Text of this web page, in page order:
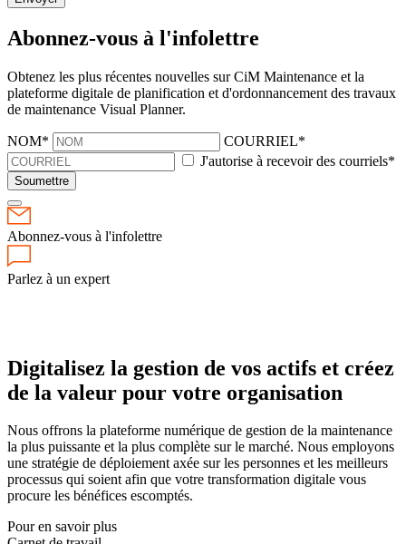
Abonnez-vous à l'infolettre
Obtenez les plus récentes nouvelles sur CiM Maintenance et la
plateforme digitale de planification et d'ordonnancement des travaux
de maintenance Visual Planner.
NOM*
COURRIEL*
J'autorise à recevoir des courriels*
Soumettre
Abonnez-vous à l'infolettre
Parlez à un expert
Digitalisez la gestion de vos actifs et créez
de la valeur pour votre organisation
Nous offrons la plateforme numérique de gestion de la maintenance
la plus puissante et la plus complète sur le marché. Nous employons
une stratégie de déploiement axée sur les personnes et les meilleurs
processus qui soient afin que votre transformation digitale vous
procure les bénéfices escomptés.
Pour en savoir plus